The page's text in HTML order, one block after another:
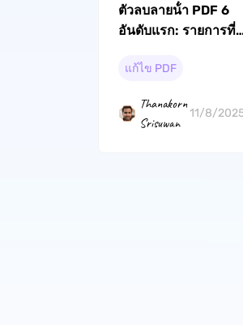
ตัวลบลายน้ํา PDF 6
อันดับแรก: รายการที่ดี
แก้ไข PDF
Thanakorn
Srisuwan
11/8/